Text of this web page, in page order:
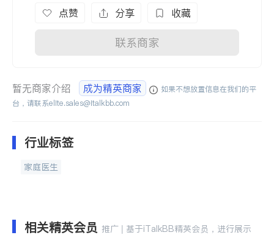
点赞 分享 收藏
联系商家
暂无商家介绍 成为精英商家
如果不想放置信息在我们的平
台，请联系elite.sales@italkbb.com
行业标签
家庭医生
相关精英会员 推广 | 基于iTalkBB精英会员，进行展示